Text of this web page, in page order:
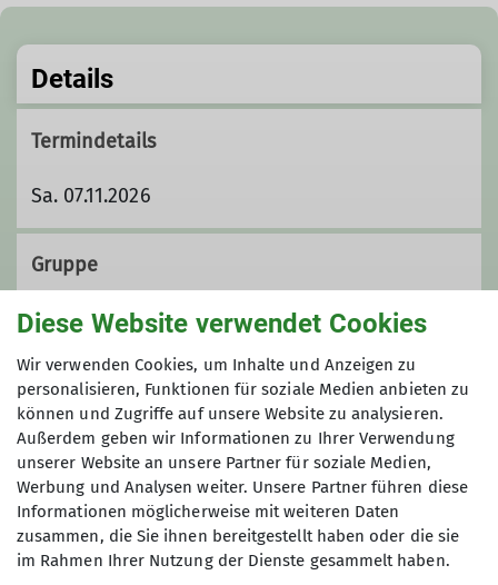
Details
Termindetails
Sa. 07.11.2026
Gruppe
KulTourgruppe
Die KulTourwandergruppe verbindet
das Wandern mit einem kulturellen
Ereignis, wobei sich die Schwerpunkte
auch schon mal verlagern dürfen.
Unsere Ziele liegen oft im Ruhrgebiet,
Sektion
Diese Website verwendet Cookies
Wir verwenden Cookies, um Inhalte und Anzeigen zu
personalisieren, Funktionen für soziale Medien anbieten zu
können und Zugriffe auf unsere Website zu analysieren.
Außerdem geben wir Informationen zu Ihrer Verwendung
unserer Website an unsere Partner für soziale Medien,
Werbung und Analysen weiter. Unsere Partner führen diese
Informationen möglicherweise mit weiteren Daten
zusammen, die Sie ihnen bereitgestellt haben oder die sie
im Rahmen Ihrer Nutzung der Dienste gesammelt haben.